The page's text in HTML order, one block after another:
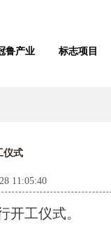
鲁产业 标志项目
仪式
11:05:40
开工仪式。